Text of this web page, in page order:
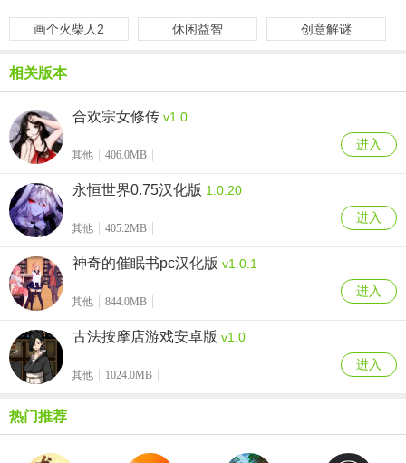
画个火柴人2 休闲益智 创意解谜
相关版本
合欢宗女修传 v1.0
其他 406.0MB
进入
永恒世界0.75汉化版 1.0.20
其他 405.2MB
进入
神奇的催眠书pc汉化版 v1.0.1
其他 844.0MB
进入
古法按摩店游戏安卓版 v1.0
其他 1024.0MB
进入
热门推荐